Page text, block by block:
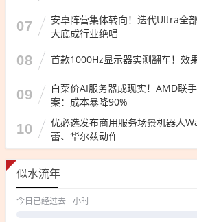
07
安卓阵营集体转向！迭代Ultra全
大底成行业绝唱
08 首款1000Hz显示器实测翻车！效
09
白菜价AI服务器成现实！AMD联
案：成本暴降90%
10
优必选发布商用服务场景机器人
蕾、华尔兹动作
似水流年
今日已经过去 小时